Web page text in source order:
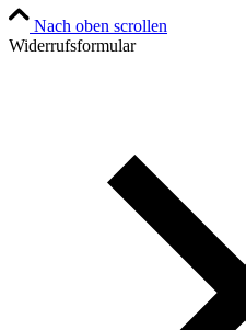
Nach oben scrollen
Widerrufsformular